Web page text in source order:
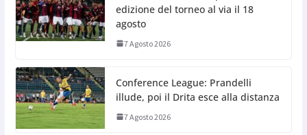
edizione del torneo al via il 18
agosto
7 Agosto 2026
Conference League: Prandelli
illude, poi il Drita esce alla distanza
7 Agosto 2026